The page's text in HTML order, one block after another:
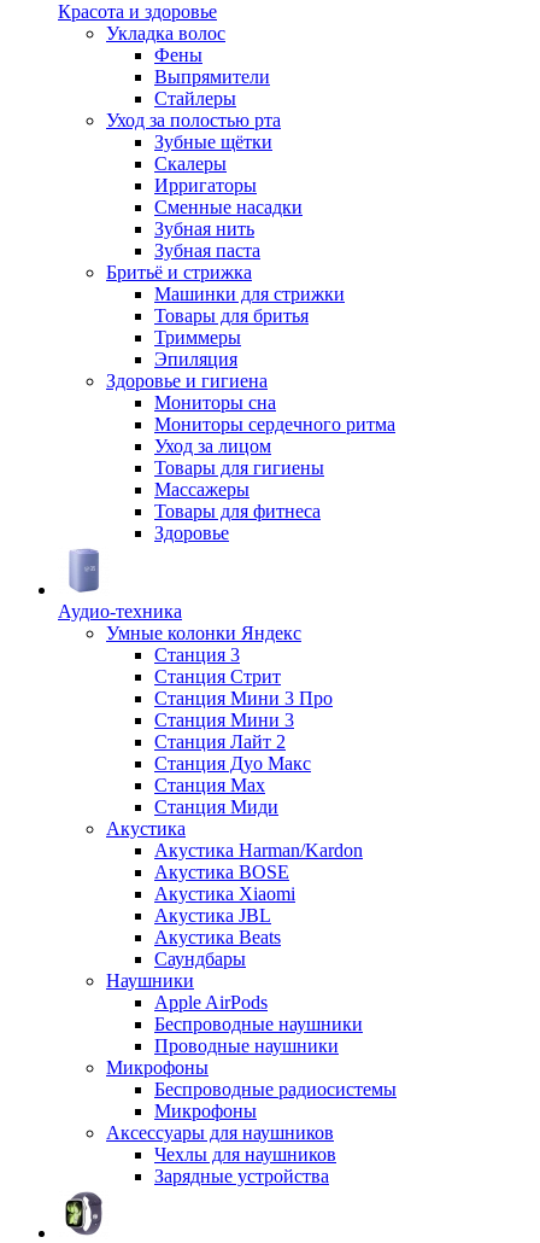
Красота и здоровье
Укладка волос
Фены
Выпрямители
Стайлеры
Уход за полостью рта
Зубные щётки
Скалеры
Ирригаторы
Сменные насадки
Зубная нить
Зубная паста
Бритьё и стрижка
Машинки для стрижки
Товары для бритья
Триммеры
Эпиляция
Здоровье и гигиена
Мониторы сна
Мониторы сердечного ритма
Уход за лицом
Товары для гигиены
Массажеры
Товары для фитнеса
Здоровье
Аудио-техника
Умные колонки Яндекс
Станция 3
Станция Стрит
Станция Мини 3 Про
Станция Мини 3
Станция Лайт 2
Станция Дуо Макс
Станция Max
Станция Миди
Акустика
Акустика Harman/Kardon
Акустика BOSE
Акустика Xiaomi
Акустика JBL
Акустика Beats
Саундбары
Наушники
Apple AirPods
Беспроводные наушники
Проводные наушники
Микрофоны
Беспроводные радиосистемы
Микрофоны
Аксессуары для наушников
Чехлы для наушников
Зарядные устройства